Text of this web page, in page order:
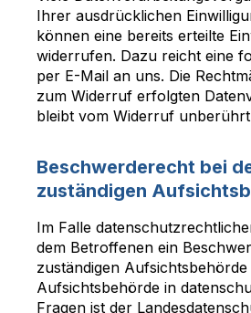
Ihrer ausdrücklichen
können eine bereits erteilte
widerrufen. Dazu reicht eine
per E-Mail an uns. Die
zum Widerruf erfolgten
bleibt vom Widerruf
Beschwerderecht bei
zuständigen
Im Falle
dem Betroffenen ein
zuständigen
Aufsichtsbehörde in
Fragen ist der